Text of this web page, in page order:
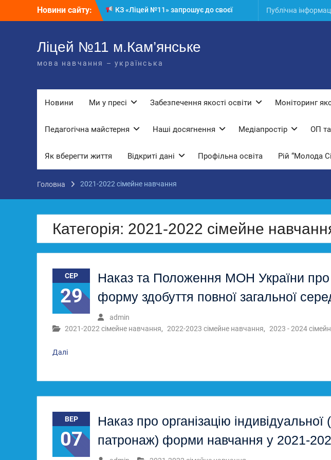
Новини сайту:
КЗ «Ліцей №11» запрошує до своєї
команди!
дітям і молоді виїхати з окупації
До Всесвітнього дня боротьби з
дитячою працею
Публічна
Ліцей №11 м.Кам’янське
мова навчання – українська
Новини Ми у пресі Забезпечення якості освіти Моніторинг
Педагогічна майстерня Наші досягнення Медіапростір ОП
Як вберегти життя Відкриті дані Профільна освіта Рій “Молода
Головна 2021-2022 сімейне навчання
Категорія: 2021-2022 сімейне
СЕР
29
Наказ та Положення МОН України про
форму здобуття повної загальної
admin
2021-2022 сімейне навчання, 2022-2023 сімейне навчання, 2023 - 2024
Далі
ВЕР
07
Наказ про організацію індивідуальної
патронаж) форми навчання у 2021-